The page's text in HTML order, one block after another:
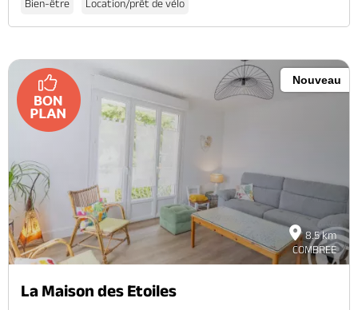
Bien-être Location/prêt de vélo
8.5 km
COMBREE
Nouveau
La Maison des Etoiles